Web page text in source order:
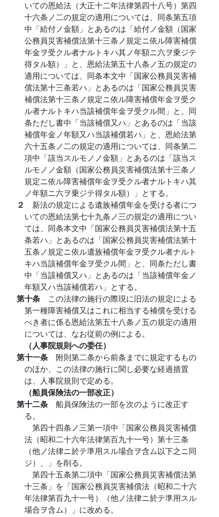
いての恩給法（大正十二年法律第四十八号）第四
十六条ノ二の規定の適用については、同条第五項
中「給付ノ金額」とあるのは「給付ノ金額（国家
公務員災害補償法第十三条ノ規定ニ依ル障害補償
年金ヲ受クル者ナルトキハ其ノ年額ニ六ヲ乗ジテ
得タル額）」と、恩給法第五十八条ノ五の規定の
適用については、同条本文中「国家公務員災害補
償法第十三条若ハ」とあるのは「国家公務員災害
補償法第十三条ノ規定ニ依ル障害補償年金ヲ受ク
ル者ナルトキハ当該補償年金ヲ受クル間」と、同
条ただし書中「当該補償又ハ」とあるのは「当該
補償年金ノ年額又ハ当該補償若ハ」と、恩給法第
六十五条ノ二の規定の適用については、同条第二
項中「該当スルモノノ金額」とあるのは「該当ス
ルモノノ金額（国家公務員災害補償法第十三条ノ
規定ニ依ル障害補償年金ヲ受クル者ナルトキハ其
ノ年額ニ六ヲ乗ジテ得タル額）」とする。
２ 新法の規定による遺族補償年金を受ける者につ
いての恩給法第七十九条ノ三の規定の適用につい
ては、同条本文中「国家公務員災害補償法第十五
条若ハ」とあるのは「国家公務員災害補償法第十
五条ノ規定ニ依ル遺族補償年金ヲ受クル者ナルト
キハ当該補償年金ヲ受クル間」と、同条ただし書
中「当該補償又ハ」とあるのは「当該補償年金ノ
年額又ハ当該補償若ハ」とする。
第十条 この法律の施行の際現に旧法の規定による
第一種障害補償又はこれに相当する補償を受ける
べき者に係る恩給法第五十八条ノ五の規定の適用
については、なお従前の例による。
（人事院規則への委任）
第十一条 附則第二条から前条までに規定するもの
のほか、この法律の施行に関し必要な経過措置
は、人事院規則で定める。
（船員保険法の一部改正）
第十二条 船員保険法の一部を次のように改正す
る。
第四十四条ノ三第一項中「国家公務員災害補償
法（昭和二十六年法律第百九十一号）第十三条
（他ノ法律ニ於テ準用スル場合ヲ含ム以下之ニ同
ジ）、」を削る。
第四十五条第二項中「国家公務員災害補償法第
十三条」を「国家公務員災害補償法（昭和二十六
年法律第百九十一号）（他ノ法律ニ於テ準用スル
場合ヲ含ム）」に改める。